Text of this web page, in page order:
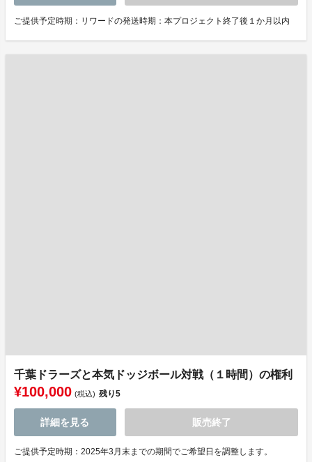
ご提供予定時期：リワードの発送時期：本プロジェクト終了後１か月以内
千葉ドラーズと本気ドッジボール対戦（１時間）の権利
¥100,000 (税込) 残り5
詳細を見る 販売終了
ご提供予定時期：2025年3月末までの期間でご希望日を調整します。